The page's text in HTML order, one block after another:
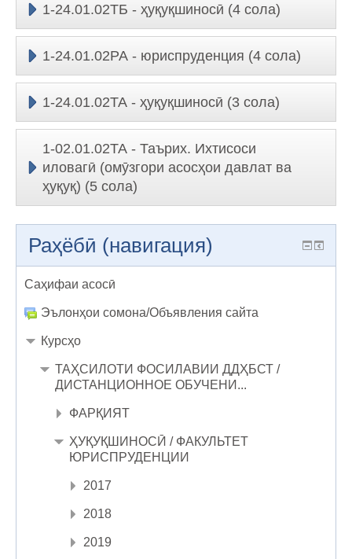
1-24.01.02ТБ - ҳуқуқшиносӣ (4 сола)
1-24.01.02РА - юриспруденция (4 сола)
1-24.01.02ТА - ҳуқуқшиносӣ (3 сола)
1-02.01.02ТА - Таърих. Ихтисоси
иловагӣ (омӯзгори асосҳои давлат ва
ҳуқуқ) (5 сола)
Раҳёбӣ (навигация)
Саҳифаи асосӣ
Эълонҳои сомона/Объявления сайта
Курсҳо
ТАҲСИЛОТИ ФОСИЛАВИИ ДДҲБСТ /
ДИСТАНЦИОННОЕ ОБУЧЕНИ...
ФАРҚИЯТ
ҲУҚУҚШИНОСӢ / ФАКУЛЬТЕТ
ЮРИСПРУДЕНЦИИ
2017
2018
2019